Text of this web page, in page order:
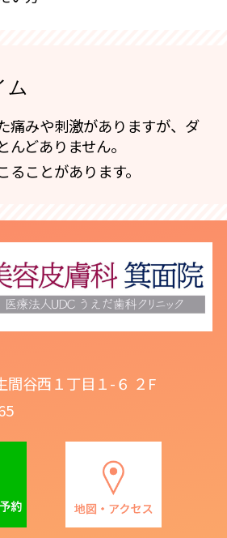
ム
痛みや刺激がありますが、ダ
どありません。
ことがあります。
間谷西１丁目１-６ ２F